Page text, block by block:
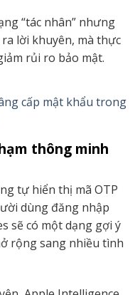
“tác nhân” nhưng
lời khuyên, mà thực
rủi ro bảo mật.
thông minh
tự hiển thị mã OTP
dùng đăng nhập
sẽ có một dạng gợi ý
rộng sang nhiều tình